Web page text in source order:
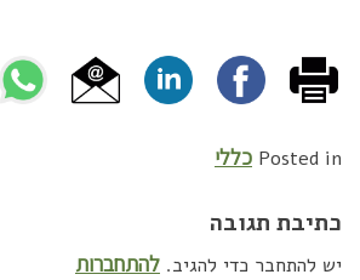
Posted in כללי
כתיבת תגובה
יש להתחבר כדי להגיב. להתחברות